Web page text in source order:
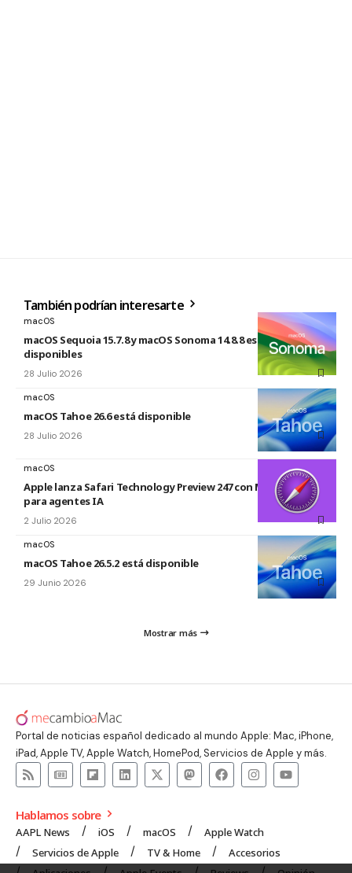
También podrían interesarte
macOS
macOS Sequoia 15.7.8 y macOS Sonoma 14.8.8 están
disponibles
28 Julio 2026
macOS
macOS Tahoe 26.6 está disponible
28 Julio 2026
macOS
Apple lanza Safari Technology Preview 247 con MCP Server
para agentes IA
2 Julio 2026
macOS
macOS Tahoe 26.5.2 está disponible
29 Junio 2026
Mostrar más
Portal de noticias español dedicado al mundo Apple: Mac, iPhone,
iPad, Apple TV, Apple Watch, HomePod, Servicios de Apple y más.
Hablamos sobre
AAPL News iOS macOS
Apple Watch
Servicios de Apple
TV & Home
Accesorios